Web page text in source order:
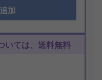
加
いては、送料無料